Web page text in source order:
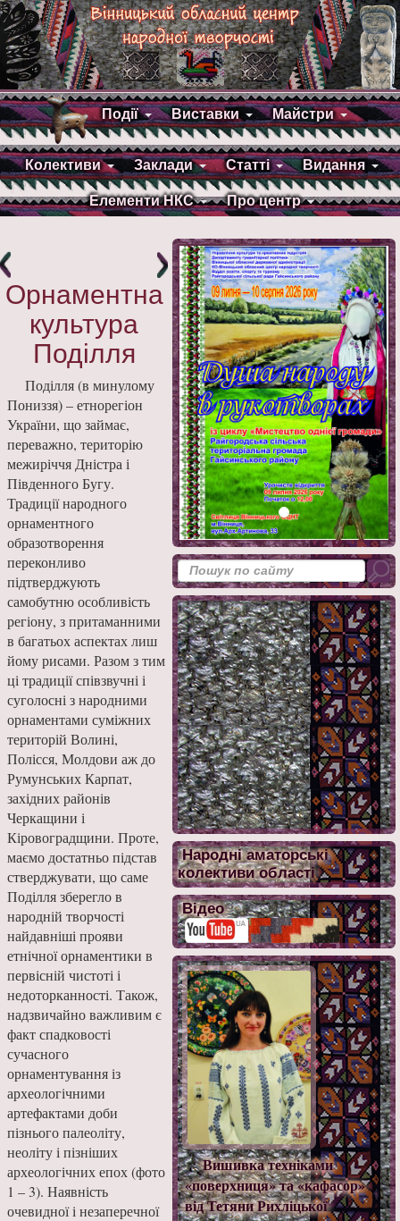
Події Виставки Майстри
Колективи Заклади Статті Видання
Елементи НКС Про центр
Народні аматорські
колективи області
Відео
Вишивка техніками
«поверхниця» та «кафасор»
від Тетяни Рихліцької
Орнаментна
культура
Поділля
Поділля (в минулому
Пониззя) – етнорегіон
України, що займає,
переважно, територію
межиріччя Дністра і
Південного Бугу.
Традиції народного
орнаментного
образотворення
переконливо
підтверджують
самобутню особливість
регіону, з притаманними
в багатьох аспектах лиш
йому рисами. Разом з тим
ці традиції співзвучні і
суголосні з народними
орнаментами суміжних
територій Волині,
Полісся, Молдови аж до
Румунських Карпат,
західних районів
Черкащини і
Кіровоградщини. Проте,
маємо достатньо підстав
стверджувати, що саме
Поділля зберегло в
народній творчості
найдавніші прояви
етнічної орнаментики в
первісній чистоті і
недоторканності. Також,
надзвичайно важливим є
факт спадковості
сучасного
орнаментування із
археологічними
артефактами доби
пізнього палеоліту,
неоліту і пізніших
археологічних епох (фото
1 – 3). Наявність
очевидної і незаперечної